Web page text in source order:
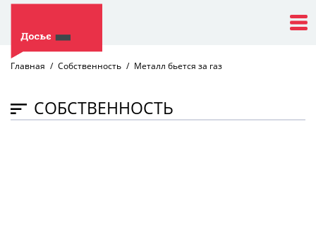
Главная Собственность Металл бьется за газ
СОБСТВЕННОСТЬ